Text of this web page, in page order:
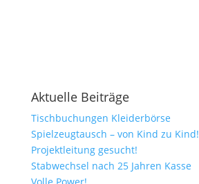
Aktuelle Beiträge
Tischbuchungen Kleiderbörse
Spielzeugtausch – von Kind zu Kind!
Projektleitung gesucht!
Stabwechsel nach 25 Jahren Kasse